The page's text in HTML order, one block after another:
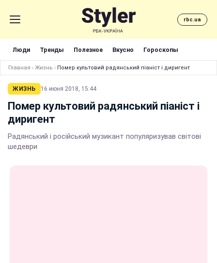
rbc.ua
Люди Тренды Полезное Вкусно Гороскопы
Главная › Жизнь › Помер культовий радянський піаніст і диригент
ЖИЗНЬ 16 июня 2018, 15:44
Помер культовий радянський піаніст і
диригент
Радянський і російський музикант популяризував світові
шедеври